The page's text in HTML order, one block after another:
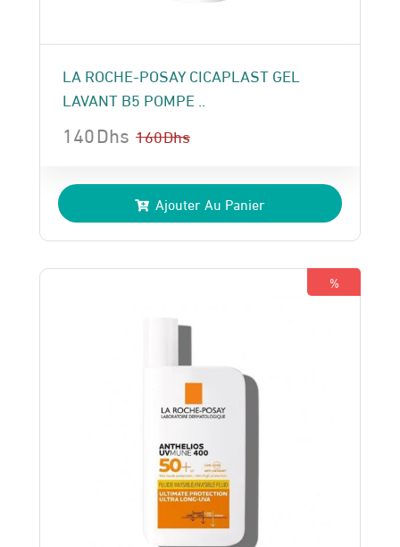
LA ROCHE-POSAY CICAPLAST GEL
LAVANT B5 POMPE ..
160Dhs
prix
initial
était :
160 Dhs.
140Dhs
prix
actuel
est :
140 Dhs.
Ajouter Au Panier
%